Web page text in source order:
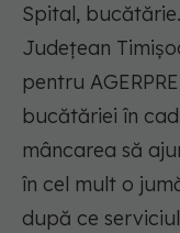
Spital,
Judeţean
pentru
bucătăriei în
mâncarea să
în cel mult o
după ce